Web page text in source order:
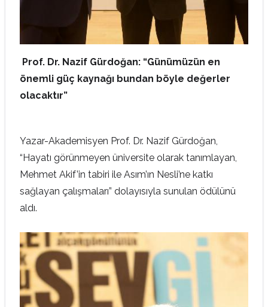
Prof. Dr. Nazif Gürdoğan: “Günümüzün en
önemli güç kaynağı bundan böyle değerler
olacaktır”
Yazar-Akademisyen Prof. Dr. Nazif Gürdoğan,
“Hayatı görünmeyen üniversite olarak tanımlayan,
Mehmet Akif’in tabiri ile Asım’ın Nesli’ne katkı
sağlayan çalışmaları” dolayısıyla sunulan ödülünü
aldı.